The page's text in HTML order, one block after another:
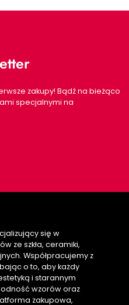
zakupy! Bądź na bieżąco
specjalnymi na
się w
ze szkła, ceramiki,
Współpracujemy z
o to, aby każdy
i starannym
wzorów oraz
zakupowa,